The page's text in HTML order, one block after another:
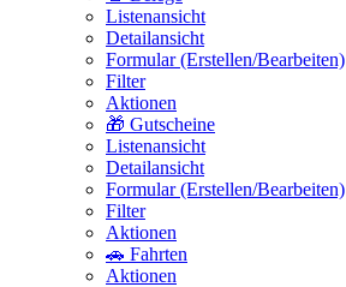
Listenansicht
Detailansicht
Formular (Erstellen/Bearbeiten)
Filter
Aktionen
🎁 Gutscheine
Listenansicht
Detailansicht
Formular (Erstellen/Bearbeiten)
Filter
Aktionen
🚗 Fahrten
Aktionen